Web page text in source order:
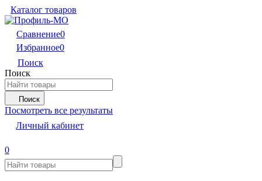
Каталог товаров
Сравнение0
Избранное0
Поиск
Поиск
Поиск
Посмотреть все результаты
Личный кабинет
0